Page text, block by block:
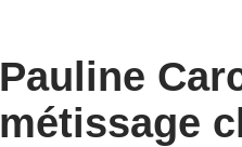
Pauline
métissage